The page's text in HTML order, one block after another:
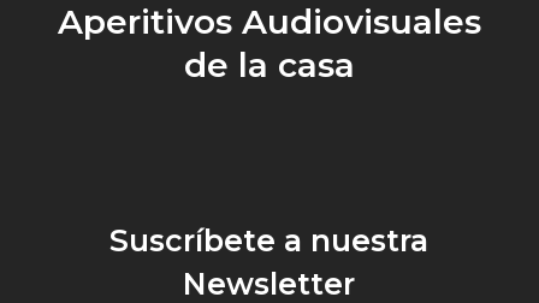
Aperitivos Audiovisuales
de la casa
Suscríbete a nuestra
Newsletter